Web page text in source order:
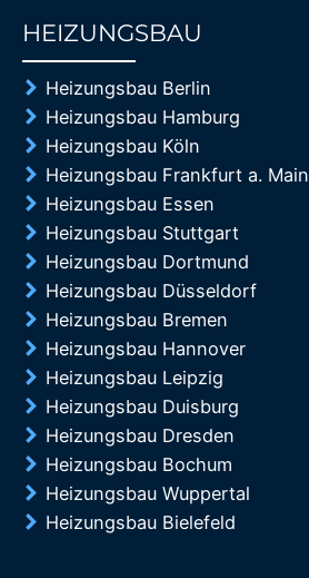
HEIZUNGSBAU
Heizungsbau Berlin
Heizungsbau Hamburg
Heizungsbau Köln
Heizungsbau Frankfurt a. Main
Heizungsbau Essen
Heizungsbau Stuttgart
Heizungsbau Dortmund
Heizungsbau Düsseldorf
Heizungsbau Bremen
Heizungsbau Hannover
Heizungsbau Leipzig
Heizungsbau Duisburg
Heizungsbau Dresden
Heizungsbau Bochum
Heizungsbau Wuppertal
Heizungsbau Bielefeld